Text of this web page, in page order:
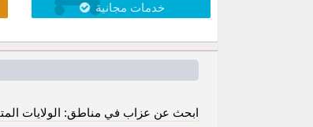
خدمات مجانية
ابحث عن عزاب في مناطق: الولايات